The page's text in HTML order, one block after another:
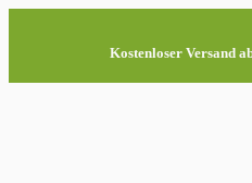
Kostenloser Versand